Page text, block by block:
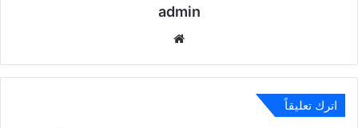
admin
اترك تعليقاً